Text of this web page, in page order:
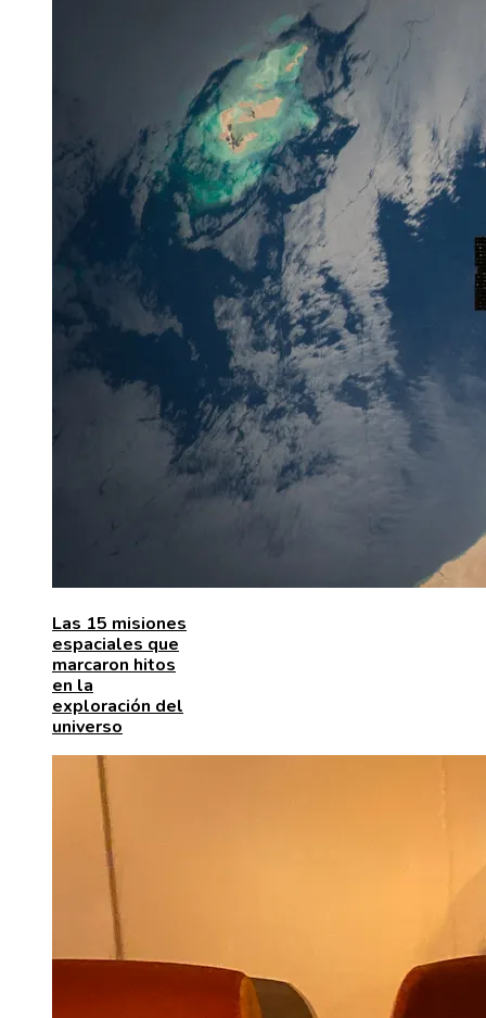
Las 15 misiones
espaciales que
marcaron hitos
en la
exploración del
universo